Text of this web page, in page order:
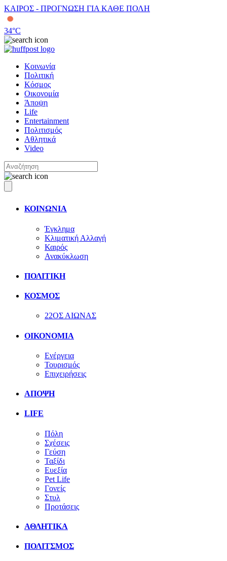
ΚΑΙΡΟΣ - ΠΡΟΓΝΩΣΗ ΓΙΑ ΚΑΘΕ ΠΟΛΗ
34°C
Κοινωνία
Πολιτική
Κόσμος
Οικονομία
Άποψη
Life
Entertainment
Πολιτισμός
Αθλητικά
Video
ΚΟΙΝΩΝΙΑ
Έγκλημα
Κλιματική Αλλαγή
Καιρός
Ανακύκλωση
ΠΟΛΙΤΙΚΗ
ΚΟΣΜΟΣ
22ΟΣ ΑΙΩΝΑΣ
ΟΙΚΟΝΟΜΙΑ
Ενέργεια
Τουρισμός
Επιχειρήσεις
ΑΠΟΨΗ
LIFE
Πόλη
Σχέσεις
Γεύση
Ταξίδι
Ευεξία
Pet Life
Γονείς
Στυλ
Προτάσεις
ΑΘΛΗΤΙΚΑ
ΠΟΛΙΤΣΜΟΣ